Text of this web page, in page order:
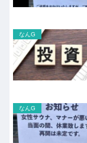
なんG
なんG